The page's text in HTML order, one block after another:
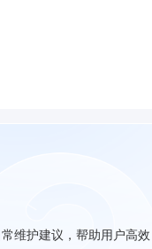
维护建议，帮助用户高效